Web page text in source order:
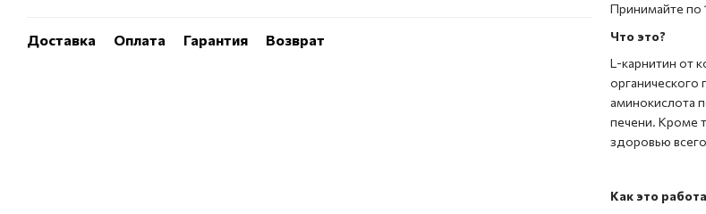
Доставка Оплата Гарантия Возврат
Принимайте по
Что это?
L-карнитин от
органического
аминокислота
печени. Кроме
здоровью
Как это